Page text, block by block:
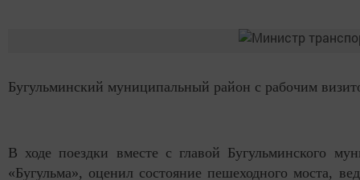
Бугульминский муниципальный район с рабочим
В ходе поездки вместе с главой Бугульминского
«Бугульма», оценил состояние пешеходного моста,